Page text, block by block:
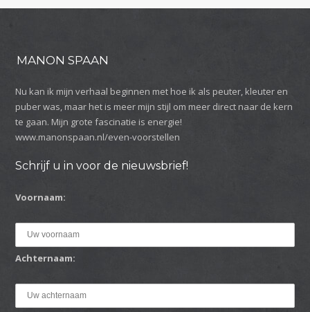
MANON SPAAN
Nu kan ik mijn verhaal beginnen met hoe ik als peuter, kleuter en
puber was, maar het is meer mijn stijl om meer direct naar de kern
te gaan. Mijn grote fascinatie is energie!
www.manonspaan.nl/even-voorstellen
Schrijf u in voor de nieuwsbrief!
Voornaam:
Achternaam: